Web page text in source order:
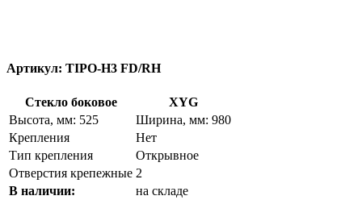
Артикул: TIPO-H3 FD/RH
Стекло боковое
XYG
Высота, мм: 525
Ширина, мм: 980
Крепления
Нет
Тип крепления
Открывное
Отверстия крепежные 2
В наличии:
на складе